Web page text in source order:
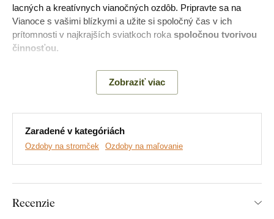
lacných a kreatívnych vianočných ozdôb. Pripravte sa na
Vianoce s vašimi blízkymi a užite si spoločný čas v ich
prítomnosti v najkrajších sviatkoch roka spoločnou tvorivou
činnosťou.
Zobraziť viac
Zaradené v kategóriách
Ozdoby na stromček Ozdoby na maľovanie
Recenzie